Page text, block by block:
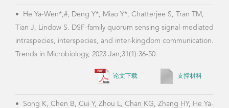
•
He Ya-Wen*,#, Deng Y*, Miao Y*, Chatterjee S, Tran TM,
Tian J, Lindow S. DSF-family quorum sensing signal-mediated
intraspecies, interspecies, and inter-kingdom communication.
Trends in Microbiology, 2023 Jan;31(1):36-50.
论文下载 支撑材料
• Song K, Chen B, Cui Y, Zhou L, Chan KG, Zhang HY, He Ya-